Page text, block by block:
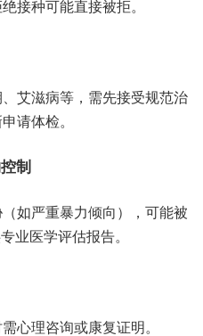
接种可能直接被拒。
艾滋病等，需先接受规范治
请体检。
制
如严重暴力倾向），可能被
业医学评估报告。
心理咨询或康复证明。